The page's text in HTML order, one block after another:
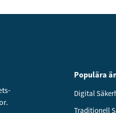
Populära
Digital
Traditionell